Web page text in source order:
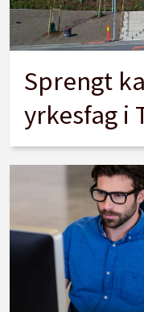
Sprengt
yrkesfag i